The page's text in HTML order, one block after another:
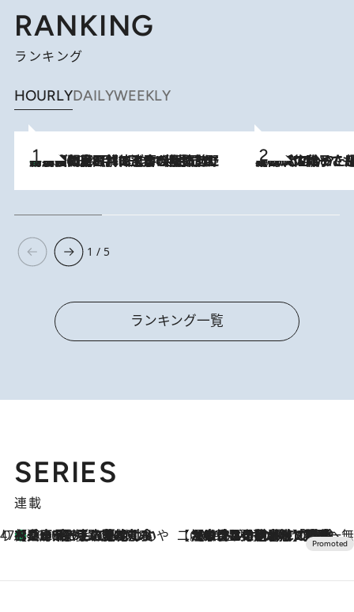
RANKING
ランキング
HOURLYDAILYWEEKLY
2026.8.8
「最後に見られてよかった」上野動物園の東園パンダ舎が解体前に特別公開。8月16日まで延長されたパネル展と共に辿る“半世紀”のパンダ飼育《解体工事の図面あり》 2026.8.5
【阿川佐和子さんの年とる力】なぜ70代で始めた趣味は“こんなに楽しい”のか？ ピアノ、俳句…スランプに陥っても続けられる“ある秘訣”とは
1 / 5
ランキング一覧
SERIES
連載
47都道府県の手みやげ ひんやりスイーツで夏を満喫
2026.8.8
【兵庫県】この夏絶対食べたい 冷やしておいしいおやつ3選 淡路島の恵みをジェラートに集約 【CREA×星野リゾート】唯一無二。癒しと発見が待つ場所へ
2026.8.7
【トンボの足水浴】ヒノキの香りに包まれて涼感マックス！約13℃の湧水かけ流しを避暑地「星野温泉 トンボの湯」で体験